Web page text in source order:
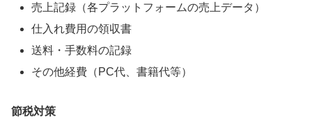
売上記録（各プラットフォームの売上データ）
仕入れ費用の領収書
送料・手数料の記録
その他経費（PC代、書籍代等）
節税対策